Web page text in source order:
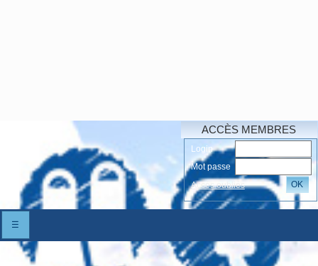
ACCÈS MEMBRES
Login
Mot passe
Accés oubliés
OK
☰